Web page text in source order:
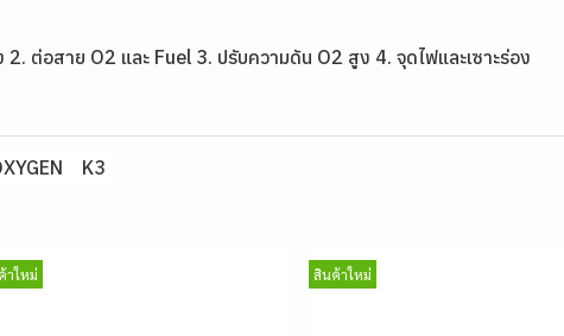
ต่อสาย O2 และ Fuel 3. ปรับความดัน O2 สูง 4. จุดไฟและเซาะร่อง
K3
าใหม่ สินค้าใหม่